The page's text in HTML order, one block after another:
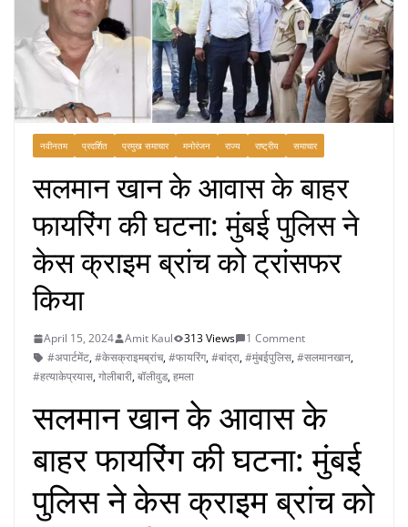
नवीनतम प्रदर्शित प्रमुख समाचार मनोरंजन राज्य राष्ट्रीय समाचार
सलमान खान के आवास के बाहर
फायरिंग की घटना: मुंबई पुलिस ने
केस क्राइम ब्रांच को ट्रांसफर
किया
April 15, 2024 Amit Kaul 313 Views
1 Comment
#अपार्टमेंट,#केसक्राइमब्रांच,#फायरिंग,#बांद्रा,#मुंबईपुलिस,#सलमानखान,
#हत्याकेप्रयास,गोलीबारी,बॉलीवुड,हमला
सलमान खान के आवास के
बाहर फायरिंग की घटना: मुंबई
पुलिस ने केस क्राइम ब्रांच को